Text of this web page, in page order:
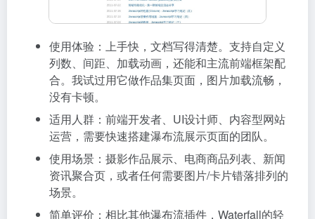
使用体验：上手快，文档写得清楚。支持自定义
列数、间距、加载动画，还能和主流前端框架配
合。我试过用它做作品集页面，图片加载流畅，
没有卡顿。
适用人群：前端开发者、UI设计师、内容型网站
运营，需要快速搭建瀑布流展示页面的团队。
使用场景：摄影作品展示、电商商品列表、新闻
资讯聚合页，或者任何需要图片/卡片错落排列的
场景。
简单评价：相比其他瀑布流插件，Waterfall的轻